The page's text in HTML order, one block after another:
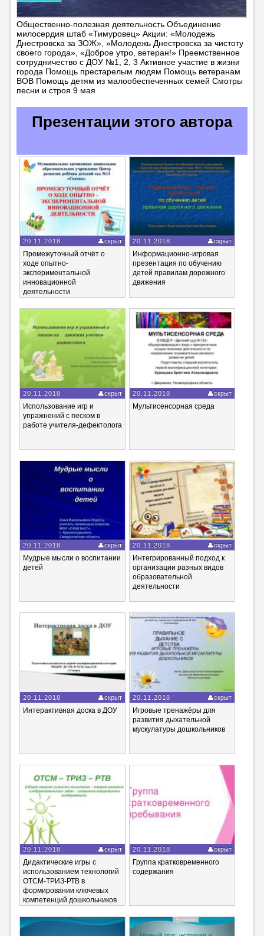
Общественно-полезная деятельность Объединение
милосердия штаб «Тимуровец» Акции: «Молодежь
Днестровска за ЗОЖ», »Молодежь Днестровска за чистоту
своего города», «Доброе утро, ветеран!» Преемственное
сотрудничество с ДОУ №1, 2, 3 Активное участие в жизни
города Помощь престарелым людям Помощь ветеранам
ВОВ Помощь детям из малообеспеченных семей Смотры
песни и строя 9 мая
Презентации этого автора
20.11.2018 скрыт
Промежуточный отчёт о
ходе опытно-
экспериментальной
инновационной
деятельности
20.11.2018 скрыт
Информационно-игровая
презентация по обучению
детей правилам дорожного
движения
20.11.2018 скрыт
Использование игр и
упражнений с песком в
работе учителя-дефектолога
20.11.2018 скрыт
Мультисенсорная среда
20.11.2018 скрыт
Мудрые мысли о воспитании
детей
20.11.2018 скрыт
Интегрированный подход к
организации разных видов
образовательной
деятельности
20.11.2018 скрыт
Интерактивная доска в ДОУ
20.11.2018 скрыт
Игровые тренажёры для
развития дыхательной
мускулатуры дошкольников
20.11.2018 скрыт
Дидактические игры с
использованием технологий
ОТСМ-ТРИЗ-РТВ в
формировании ключевых
компетенций дошкольников
20.11.2018 скрыт
Группа кратковременного
содержания